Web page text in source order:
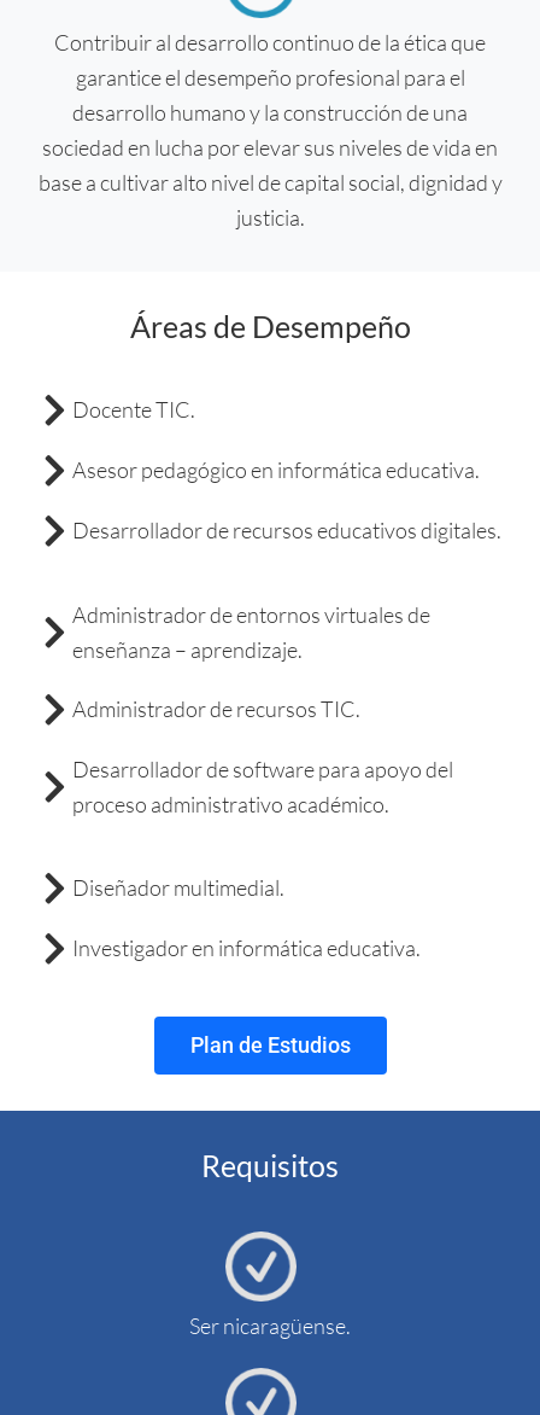
Contribuir al desarrollo continuo de la ética que
garantice el desempeño profesional para el
desarrollo humano y la construcción de una
sociedad en lucha por elevar sus niveles de vida en
base a cultivar alto nivel de capital social, dignidad y
justicia.
Áreas de Desempeño
Docente TIC.
Asesor pedagógico en informática educativa.
Desarrollador de recursos educativos digitales.
Administrador de entornos virtuales de
enseñanza – aprendizaje.
Administrador de recursos TIC.
Desarrollador de software para apoyo del
proceso administrativo académico.
Diseñador multimedial.
Investigador en informática educativa.
Plan de Estudios
Requisitos
Ser nicaragüense.